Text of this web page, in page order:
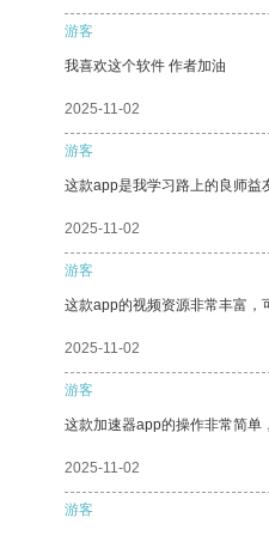
游客
我喜欢这个软件 作者加油
2025-11-02
游客
这款app是我学习路上的良师益
2025-11-02
游客
这款app的视频资源非常丰富，
2025-11-02
游客
这款加速器app的操作非常简单
2025-11-02
游客